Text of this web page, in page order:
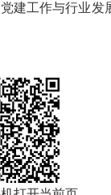
建工作与行业